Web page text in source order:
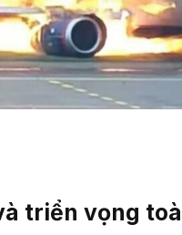
triển vọng